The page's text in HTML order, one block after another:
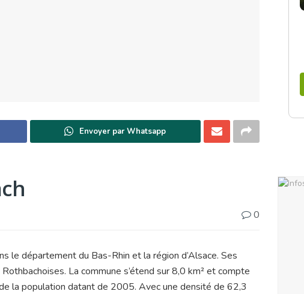
Envoyer par Whatsapp
0
le département du Bas-Rhin et la région d’Alsace. Ses
La commune s’étend sur 8,0 km² et compte
la population datant de 2005. Avec une densité de 62,3